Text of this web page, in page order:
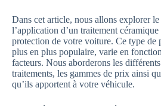
Dans cet article, nous allons explorer le
l’application d’un traitement
protection de votre voiture. Ce type de
plus en plus populaire, varie en
facteurs. Nous aborderons les
traitements, les gammes de prix ainsi
qu’ils apportent à votre véhicule.